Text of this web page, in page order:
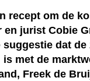
recept om de
jurist Cobie
dat
met de
Freek de